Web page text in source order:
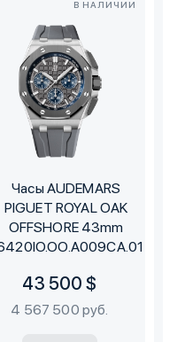
В НАЛИЧИИ
Часы AUDEMARS
PIGUET ROYAL OAK
OFFSHORE 43mm
43 500 $
4 567 500 руб.